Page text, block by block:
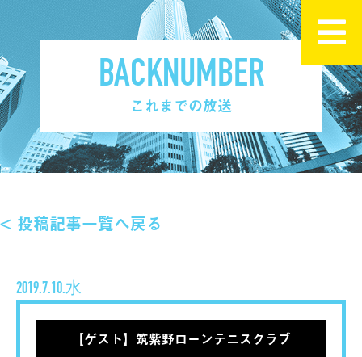
BACKNUMBER
これまでの放送
< 投稿記事一覧へ戻る
2019.7.10.水
【ゲスト】筑紫野ローンテニスクラブ